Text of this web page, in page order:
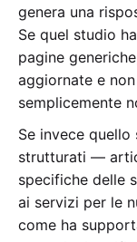
genera una
Se quel studio
pagine
aggiornate e
semplicemente
Se invece
strutturati —
specifiche delle
ai servizi per le
come ha